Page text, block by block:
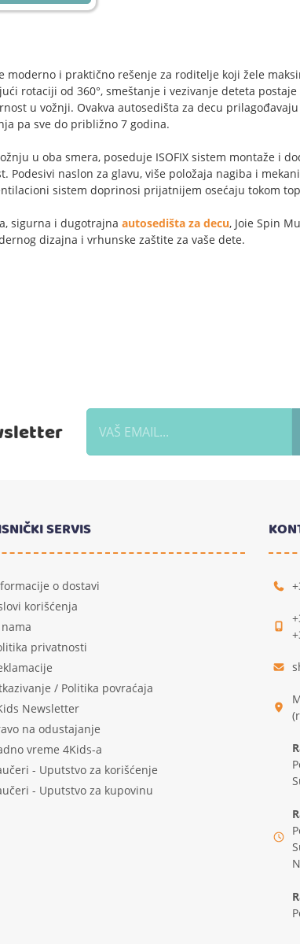
moderno i praktično rešenje za roditelje koji žele
rotaciji od 360°, smeštanje i vezivanje deteta
u vožnji. Ovakva autosedišta za decu
pa sve do približno 7 godina.
u oba smera, poseduje ISOFIX sistem montaže i
Podesivi naslon za glavu, više položaja nagiba i
sistem doprinosi prijatnijem osećaju tokom
sigurna i dugotrajna autosedišta za decu, Joie Spin
dizajna i vrhunske zaštite za vaše dete.
SERVIS
o dostavi
korišćenja
privatnosti
/ Politika povraćaja
Newsletter
na odustajanje
vreme 4Kids-a
- Uputstvo za korišćenje
- Uputstvo za kupovinu